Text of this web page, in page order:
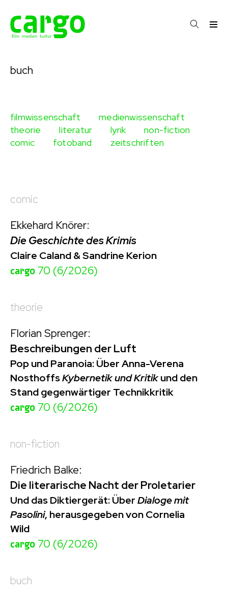
buch
filmwissenschaft
medienwissenschaft
theorie
literatur lyrik
non-fiction
comic
fotoband zeitschriften
comic
Ekkehard Knörer:
Die Geschichte des Krimis
Claire Caland & Sandrine Kerion
cargo 70 (6/2026)
theorie
Florian Sprenger:
Beschreibungen der Luft
Pop und Paranoia: Über Anna-Verena
NosthoffsKybernetik und Kritikund den
Stand gegenwärtiger Technikkritik
cargo 70 (6/2026)
non-fiction
Friedrich Balke:
Die literarische Nacht der Proletarier
Und das Diktiergerät: ÜberDialoge mit
Pasolini, herausgegeben von Cornelia
Wild
cargo 70 (6/2026)
buch